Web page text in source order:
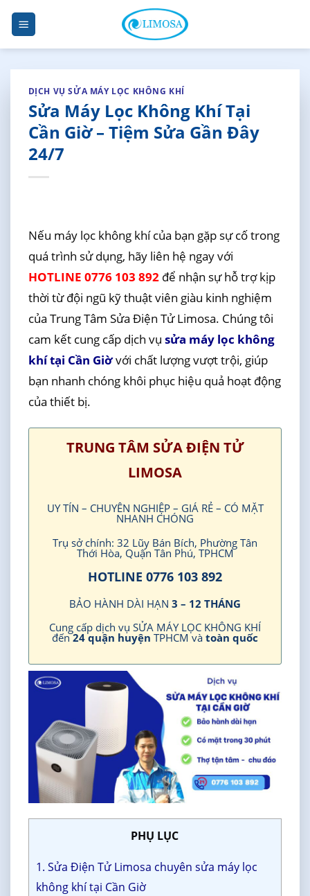
Skip
content
DỊCH VỤ SỬA MÁY LỌC KHÔNG KHÍ
Sửa Máy Lọc Không Khí Tại
Cần Giờ – Tiệm Sửa Gần Đây
24/7
Nếu máy lọc không khí của bạn gặp sự cố trong
quá trình sử dụng, hãy liên hệ ngay với
HOTLINE 0776 103 892để nhận sự hỗ trợ kịp
thời từ đội ngũ kỹ thuật viên giàu kinh nghiệm
của Trung Tâm Sửa Điện Tử Limosa. Chúng tôi
cam kết cung cấp dịch vụ sửa máy lọc không
khí tại Cần Giờvới chất lượng vượt trội, giúp
bạn nhanh chóng khôi phục hiệu quả hoạt động
của thiết bị.
TRUNG TÂM SỬA ĐIỆN TỬ
LIMOSA
UY TÍN – CHUYÊN NGHIỆP – GIÁ RẺ – CÓ MẶT
NHANH CHÓNG
Trụ sở chính: 32 Lũy Bán Bích, Phường Tân
Thới Hòa, Quận Tân Phú, TPHCM
HOTLINE 0776 103 892
BẢO HÀNH DÀI HẠN 3 – 12 THÁNG
Cung cấp dịch vụ SỬA MÁY LỌC KHÔNG KHÍ
đến24 quận huyện TPHCM và toàn quốc
PHỤ LỤC
1. Sửa Điện Tử Limosa chuyên sửa máy lọc
không khí tại Cần Giờ